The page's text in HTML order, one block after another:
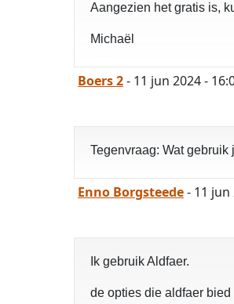
Aangezien het gratis is,
Michaël
Boers 2- 11 jun 2024 -
Tegenvraag: Wat
Enno Borgsteede- 11 jun
Ik gebruik Aldfaer.
de opties die aldfaer